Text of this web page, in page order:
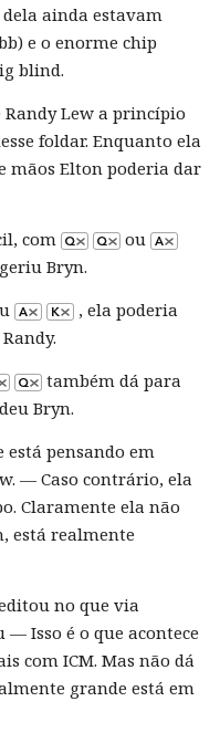
ainda estavam
e o enorme chip
blind.
Randy Lew a princípio
foldar. Enquanto ela
mãos Elton poderia dar
com
ou
Bryn.
, ela poderia
também dá para
Bryn.
pensando em
— Caso contrário, ela
Claramente ela não
está realmente
no que via
Isso é o que acontece
com ICM. Mas não dá
grande está em